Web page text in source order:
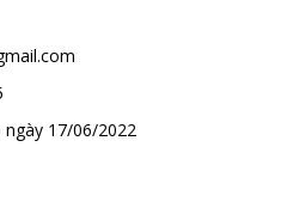
17/06/2022